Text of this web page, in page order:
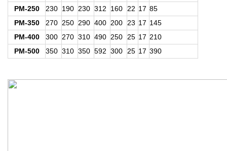
РМ-250
230 190 230 312 160 22 17 85
РМ-350
270 250 290 400 200 23 17 145
PM-400
300 270 310 490 250 25 17 210
PM-500
350 310 350 592 300 25 17 390